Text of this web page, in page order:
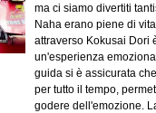
ma ci siamo divertiti
Naha erano piene di
attraverso Kokusai Dori
un'esperienza
guida si è assicurata
per tutto il tempo,
godere dell'emozione.